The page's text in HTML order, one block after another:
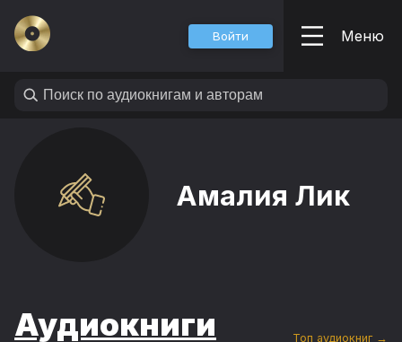
Войти Меню
Амалия Лик
Аудиокниги Топ аудиокниг →